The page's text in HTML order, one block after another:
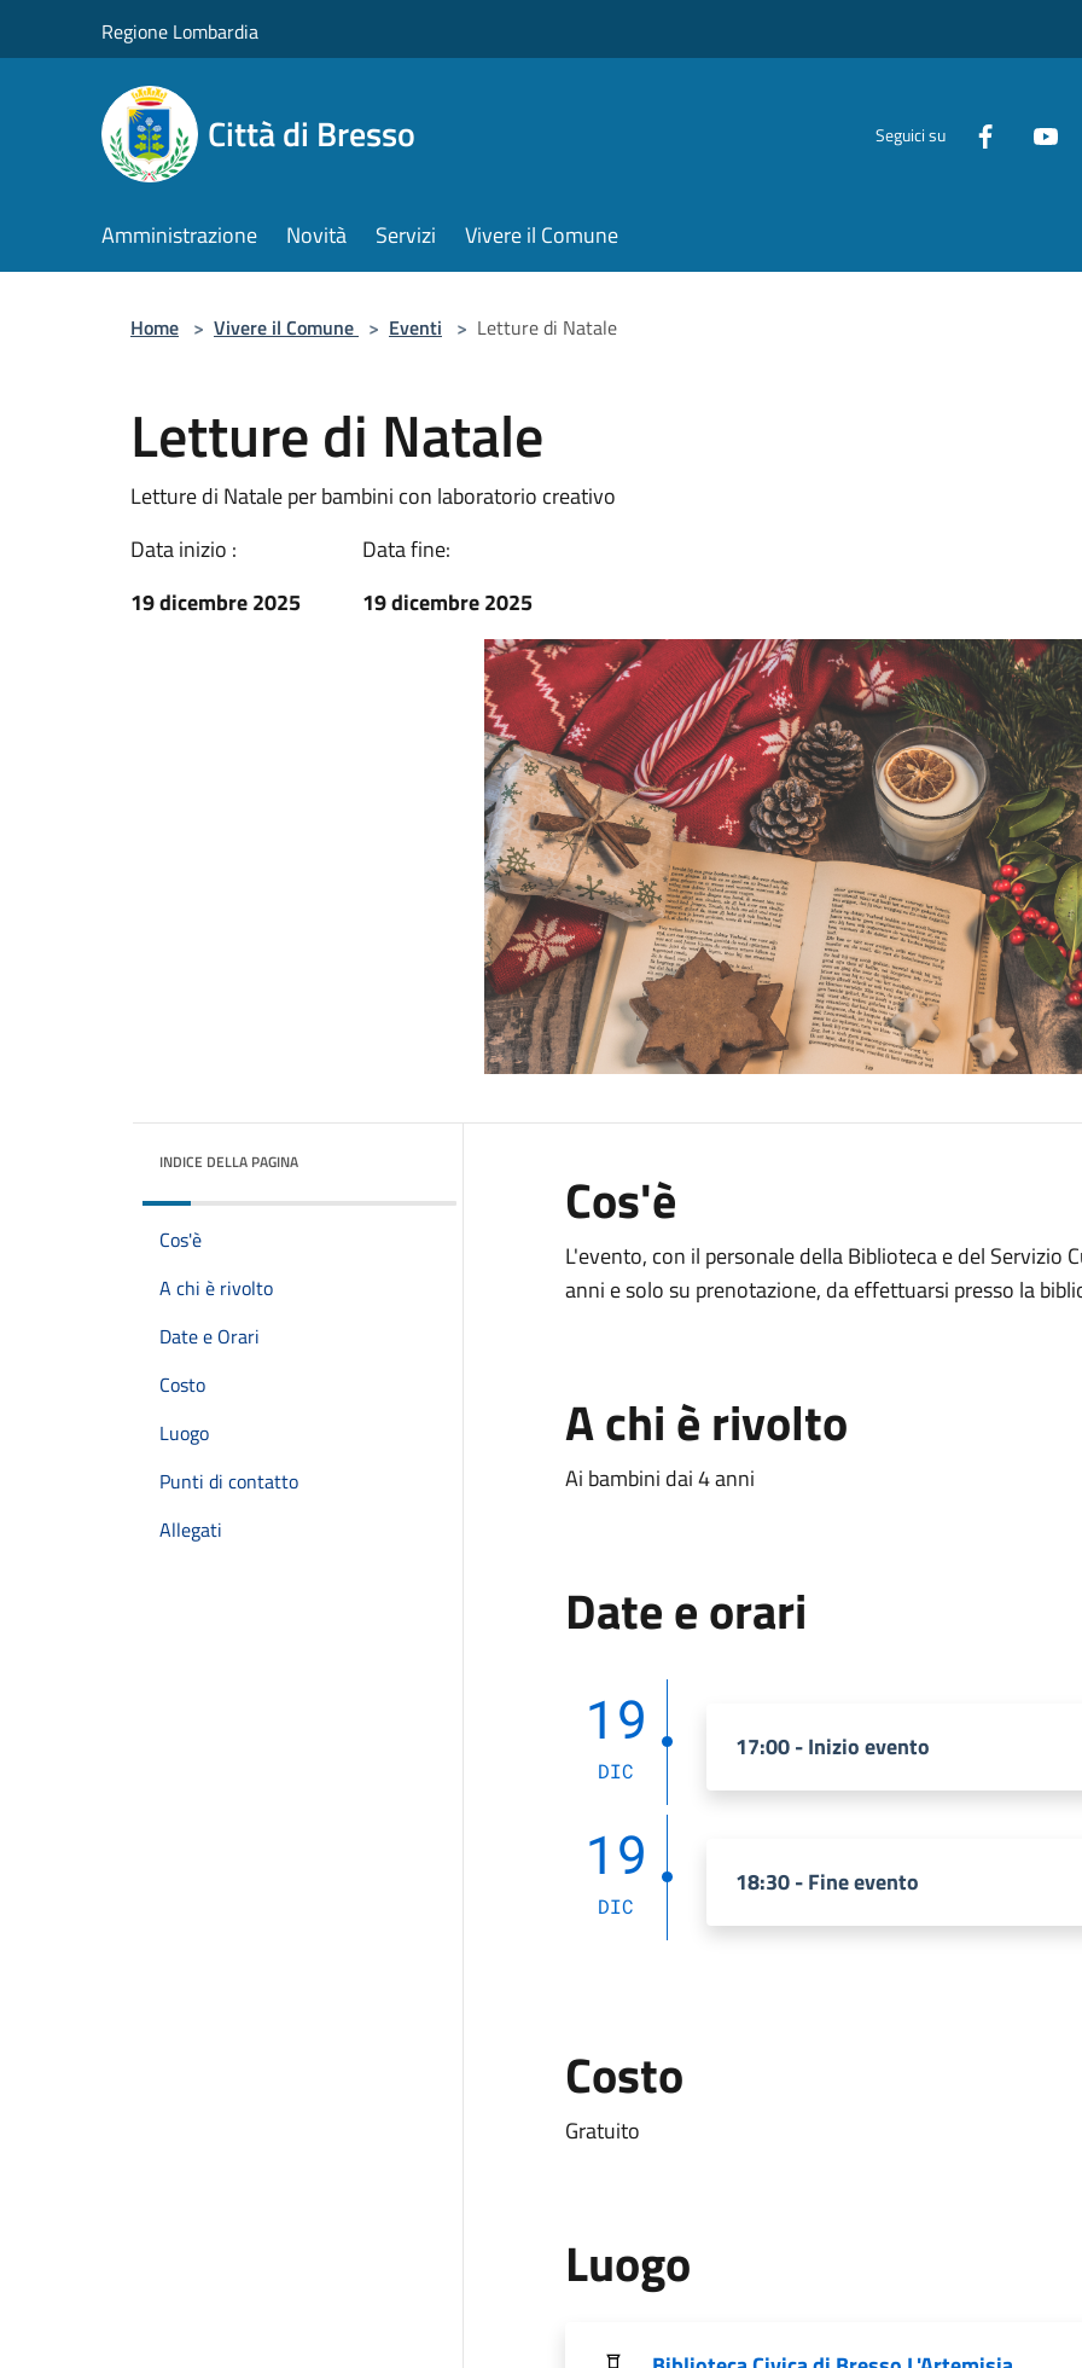
Regione Lombardia
Città di Bresso Seguici su
Amministrazione Novità Servizi Vivere il Comune
Home > Vivere il Comune > Eventi > Letture di Natale
Letture di Natale
Letture di Natale per bambini con laboratorio creativo
Data inizio :
19 dicembre 2025
Data fine:
19 dicembre 2025
INDICE DELLA PAGINA
Cos'è
A chi è rivolto
Date e Orari
Costo
Luogo
Punti di contatto
Allegati
Cos'è
L'evento, con il personale della Biblioteca e del Servizio
anni e solo su prenotazione, da effettuarsi presso la
A chi è rivolto
Ai bambini dai 4 anni
Date e orari
19
DIC
17:00 - Inizio evento
19
DIC
18:30 - Fine evento
Costo
Gratuito
Luogo